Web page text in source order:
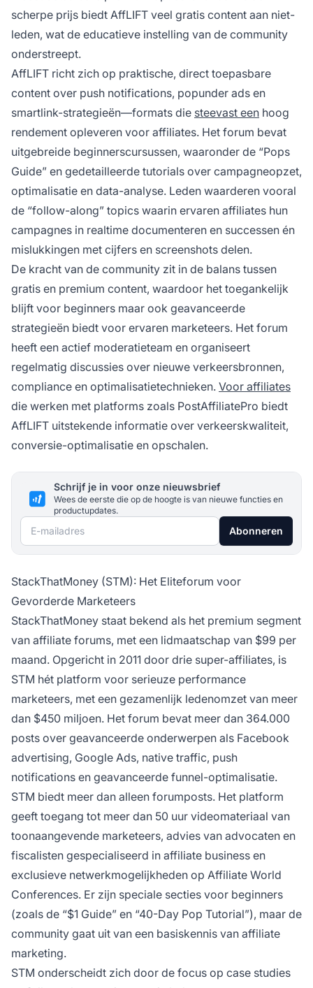
scherpe prijs biedt AffLIFT veel gratis content aan niet-
leden, wat de educatieve instelling van de community
onderstreept.
AffLIFT richt zich op praktische, direct toepasbare
content over push notifications, popunder ads en
smartlink-strategieën—formats die steevast een hoog
rendement opleveren voor affiliates. Het forum bevat
uitgebreide beginnerscursussen, waaronder de “Pops
Guide” en gedetailleerde tutorials over campagneopzet,
optimalisatie en data-analyse. Leden waarderen vooral
de “follow-along” topics waarin ervaren affiliates hun
campagnes in realtime documenteren en successen én
mislukkingen met cijfers en screenshots delen.
De kracht van de community zit in de balans tussen
gratis en premium content, waardoor het toegankelijk
blijft voor beginners maar ook geavanceerde
strategieën biedt voor ervaren marketeers. Het forum
heeft een actief moderatieteam en organiseert
regelmatig discussies over nieuwe verkeersbronnen,
compliance en optimalisatietechnieken. Voor affiliates
die werken met platforms zoals PostAffiliatePro biedt
AffLIFT uitstekende informatie over verkeerskwaliteit,
conversie-optimalisatie en opschalen.
Schrijf je in voor onze nieuwsbrief
Wees de eerste die op de hoogte is van nieuwe functies en
productupdates.
E-mailadres Abonneren
StackThatMoney (STM): Het Eliteforum voor
Gevorderde Marketeers
StackThatMoney staat bekend als het premium segment
van affiliate forums, met een lidmaatschap van $99 per
maand. Opgericht in 2011 door drie super-affiliates, is
STM hét platform voor serieuze performance
marketeers, met een gezamenlijk ledenomzet van meer
dan $450 miljoen. Het forum bevat meer dan 364.000
posts over geavanceerde onderwerpen als Facebook
advertising, Google Ads, native traffic, push
notifications en geavanceerde funnel-optimalisatie.
STM biedt meer dan alleen forumposts. Het platform
geeft toegang tot meer dan 50 uur videomateriaal van
toonaangevende marketeers, advies van advocaten en
fiscalisten gespecialiseerd in affiliate business en
exclusieve netwerkmogelijkheden op Affiliate World
Conferences. Er zijn speciale secties voor beginners
(zoals de “$1 Guide” en “40-Day Pop Tutorial”), maar de
community gaat uit van een basiskennis van affiliate
marketing.
STM onderscheidt zich door de focus op case studies